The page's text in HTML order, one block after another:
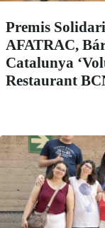
Premis
AFATRAC,
Catalunya
Restaurant